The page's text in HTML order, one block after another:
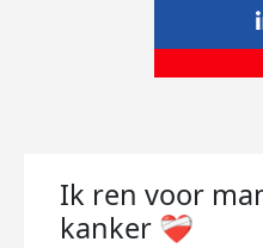
Ik ren voor
kanker ❤️‍🩹